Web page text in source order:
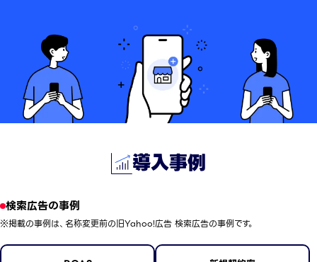
導入事例
検索広告の事例
※掲載の事例は、名称変更前の旧Yahoo!広告 検索広告の事例です。